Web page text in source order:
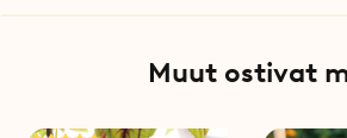
Muut ostivat